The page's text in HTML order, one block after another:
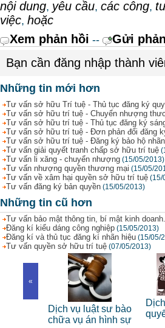
nội dung, yêu cầu, các công,
việc, hoặc
Xem phản hồi --
Gửi
Bạn cần đăng nhập thành
Những tin mới hơn
Tư vấn sở hữu Trí tuệ - Thủ tục đăng ký
Tư vấn sở hữu trí tuệ - Chuyển nhượng
Tư vấn sở hữu trí tuệ - Thủ tục đăng ký
Tư vấn sở hữu trí tuệ - Đơn phản đối đăng
Tư vấn sở hữu trí tuệ - Đăng ký bảo hộ
Tư vấn giải quyết tranh chấp sở hữu trí tuệ
Tư vấn li xăng - chuyển nhượng (15/05/2013)
Tư vấn nhượng quyền thương mại (15/05/
Tư vấn về xâm hại quyền sở hữu trí tuệ (15/
Tư vấn đăng ký bản quyền (15/05/2013)
Những tin cũ hơn
Tư vấn bảo mật thông tin, bí mật kinh doanh.
Đăng kí kiểu dáng công nghiệp (15/05/2013)
Đăng kí và thủ tục đăng kí nhãn hiệu (15/05/
Tư vấn quyền sở hữu trí tuệ (07/05/2013)
«
riêng
Dịch vụ luật sư bào
chữa vụ án hình sự